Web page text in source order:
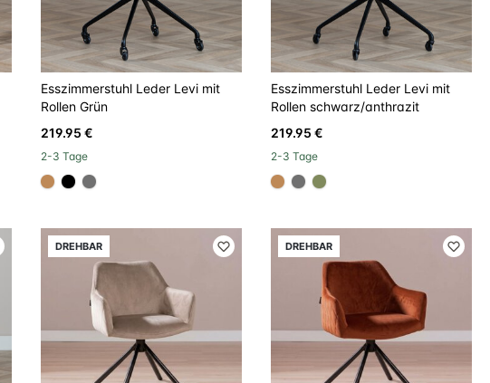
Esszimmerstuhl Leder Levi mit
Rollen Grün
219.95 €
2-3 Tage
#be8957
#000000
#707070
Esszimmerstuhl Leder Levi mit
Rollen schwarz/anthrazit
219.95 €
2-3 Tage
#be8957
#707070
#808a5d
DREHBAR DREHBAR